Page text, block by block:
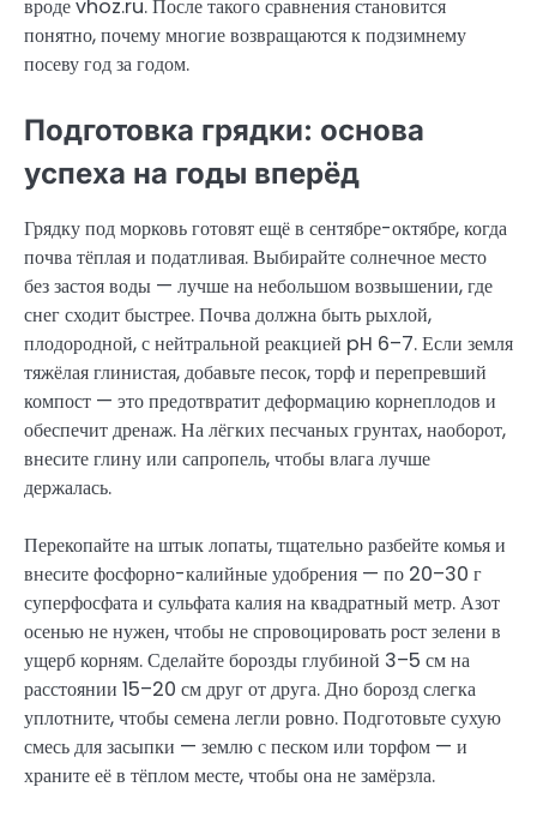
вроде vhoz.ru. После такого сравнения становится
понятно, почему многие возвращаются к подзимнему
посеву год за годом.
Подготовка грядки: основа
успеха на годы вперёд
Грядку под морковь готовят ещё в сентябре-октябре, когда
почва тёплая и податливая. Выбирайте солнечное место
без застоя воды — лучше на небольшом возвышении, где
снег сходит быстрее. Почва должна быть рыхлой,
плодородной, с нейтральной реакцией pH 6–7. Если земля
тяжёлая глинистая, добавьте песок, торф и перепревший
компост — это предотвратит деформацию корнеплодов и
обеспечит дренаж. На лёгких песчаных грунтах, наоборот,
внесите глину или сапропель, чтобы влага лучше
держалась.
Перекопайте на штык лопаты, тщательно разбейте комья и
внесите фосфорно-калийные удобрения — по 20–30 г
суперфосфата и сульфата калия на квадратный метр. Азот
осенью не нужен, чтобы не спровоцировать рост зелени в
ущерб корням. Сделайте борозды глубиной 3–5 см на
расстоянии 15–20 см друг от друга. Дно борозд слегка
уплотните, чтобы семена легли ровно. Подготовьте сухую
смесь для засыпки — землю с песком или торфом — и
храните её в тёплом месте, чтобы она не замёрзла.